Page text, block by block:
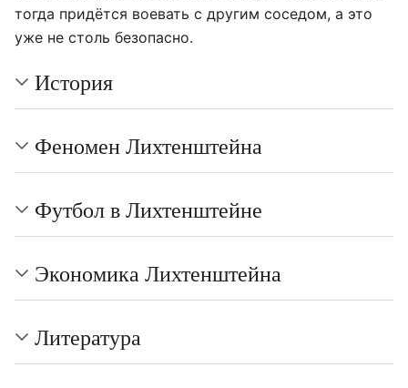
тогда придëтся воевать с другим соседом, а это
уже не столь безопасно.
История
Феномен Лихтенштейна
Футбол в Лихтенштейне
Экономика Лихтенштейна
Литература